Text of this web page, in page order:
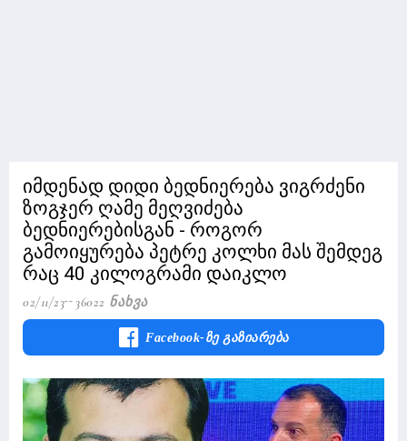
იმდენად დიდი ბედნიერება ვიგრძენი
ზოგჯერ ღამე მეღვიძება
ბედნიერებისგან - როგორ
გამოიყურება პეტრე კოლხი მას შემდეგ
რაც 40 კილოგრამი დაიკლო
02/11/23 36022 Ნახვა
Facebook-Ზე Გაზიარება